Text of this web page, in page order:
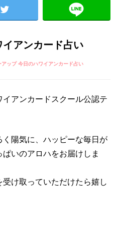
アンカード占い
ップ 今日のハワイアンカード占い
アンカードスクール公認テ
陽気に、ハッピーな毎日が
いのアロハをお届けしま
け取っていただけたら嬉し